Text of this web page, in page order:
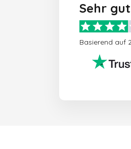
Sehr gut
Basierend auf